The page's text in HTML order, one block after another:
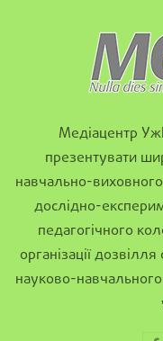
Медіацентр
презентувати
навчально-
дослідно-
педагогічного
організації
науково-